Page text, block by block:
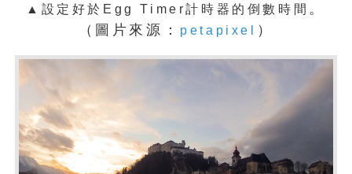
▲設定好於Egg Timer計時器的倒數時間 。
（圖片來源：
petapixel ）